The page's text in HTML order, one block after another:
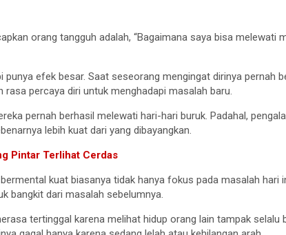
orang tangguh adalah, “Bagaimana saya bisa melewati
punya efek besar. Saat seseorang mengingat dirinya pernah
percaya diri untuk menghadapi masalah baru.
pernah berhasil melewati hari-hari buruk. Padahal,
lebih kuat dari yang dibayangkan.
Pintar Terlihat Cerdas
kuat biasanya tidak hanya fokus pada masalah hari
bangkit dari masalah sebelumnya.
tertinggal karena melihat hidup orang lain tampak selalu